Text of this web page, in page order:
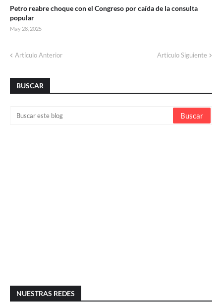
Petro reabre choque con el Congreso por caída de la consulta
popular
May 28, 2025
Artículo Anterior Artículo Siguiente
BUSCAR
NUESTRAS REDES